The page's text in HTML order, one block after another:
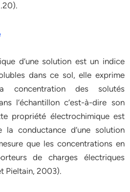
d’une solution est un indice
dans ce sol, elle exprime
concentration des solutés
l’échantillon c’est-à-dire son
propriété électrochimique est
conductance d’une solution
que les concentrations en
de charges électriques
Pieltain, 2003).